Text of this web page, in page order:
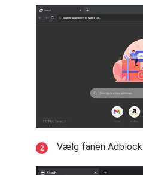
Vælg fanen Adblock